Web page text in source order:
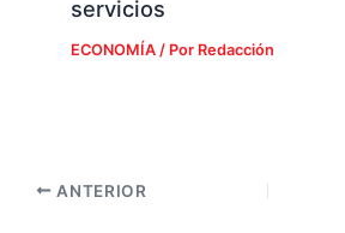
servicios
ECONOMÍA/ Por Redacción
ANTERIOR